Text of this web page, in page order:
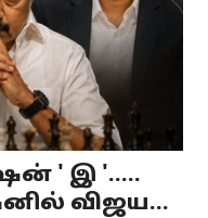
' இ '.....
விஜய...